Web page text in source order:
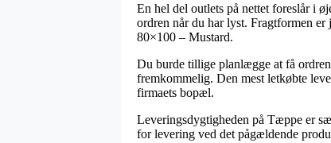
En hel del outlets på nettet foreslår i
ordren når du har lyst. Fragtformen
80×100 – Mustard.
Du burde tillige planlægge at få
fremkommelig. Den mest letkøbte
firmaets bopæl.
Leveringsdygtigheden på Tæppe er
for levering ved det pågældende